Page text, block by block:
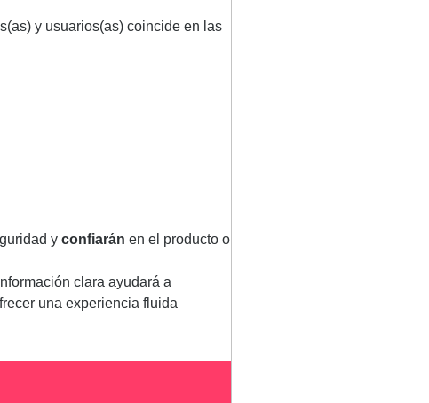
y usuarios(as) coincide en las
y confiarán en el producto o
clara ayudará a
una experiencia fluida